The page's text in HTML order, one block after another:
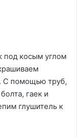
под косым углом
С помощью труб,
гаек и
глушитель к